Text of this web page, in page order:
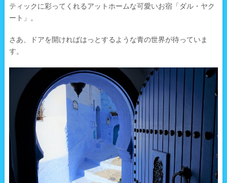
ティックに彩ってくれるアットホームな可愛いお宿「ダル・ヤク
ート」。
さあ、ドアを開ければはっとするような青の世界が待っていま
す。